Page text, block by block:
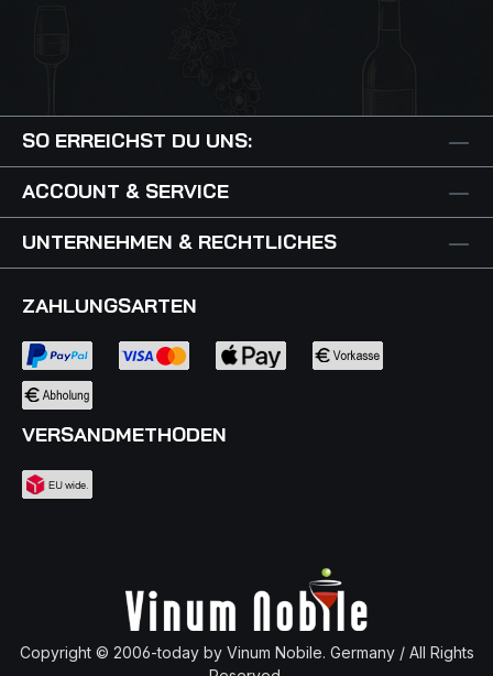
SO ERREICHST DU UNS:
ACCOUNT & SERVICE
UNTERNEHMEN & RECHTLICHES
ZAHLUNGSARTEN
VERSANDMETHODEN
Copyright © 2006-today by Vinum Nobile. Germany / All Rights